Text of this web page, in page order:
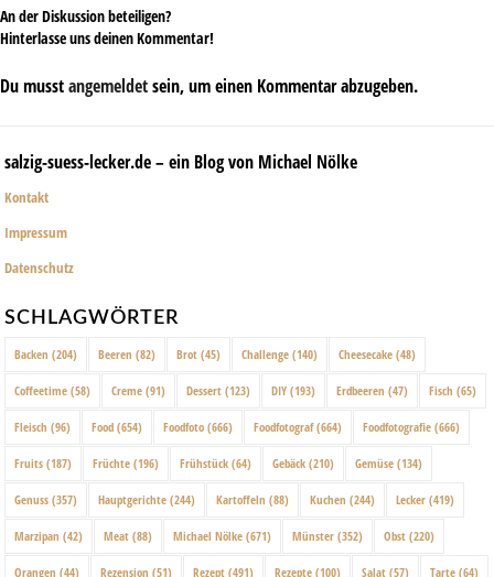
An der Diskussion beteiligen?
Hinterlasse uns deinen Kommentar!
Du musstangemeldetsein, um einen Kommentar abzugeben.
salzig-suess-lecker.de – ein Blog von Michael Nölke
Kontakt
Impressum
Datenschutz
SCHLAGWÖRTER
Backen (204) Beeren (82) Brot (45) Challenge (140) Cheesecake (48)
Coffeetime (58) Creme (91) Dessert (123) DIY (193) Erdbeeren (47) Fisch (65)
Fleisch (96) Food (654) Foodfoto (666) Foodfotograf(664) Foodfotografie (666)
Fruits (187) Früchte (196) Frühstück (64) Gebäck (210) Gemüse (134)
Genuss (357) Hauptgerichte (244) Kartoffeln (88) Kuchen (244) Lecker (419)
Marzipan (42) Meat (88) Michael Nölke (671) Münster (352) Obst (220)
Orangen (44) Rezension (51) Rezept (491) Rezepte (100) Salat (57) Tarte (64)